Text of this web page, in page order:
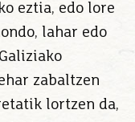
eztia, edo lore
lahar edo
zabaltzen
lortzen da,